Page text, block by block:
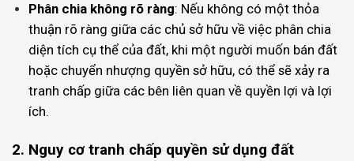
Phân chia không rõ ràng: Nếu không có một thỏa
thuận rõ ràng giữa các chủ sở hữu về việc phân chia
diện tích cụ thể của đất, khi một người muốn bán đất
hoặc chuyển nhượng quyền sở hữu, có thể sẽ xảy ra
tranh chấp giữa các bên liên quan về quyền lợi và lợi
ích.
2. Nguy cơ tranh chấp quyền sử dụng đất